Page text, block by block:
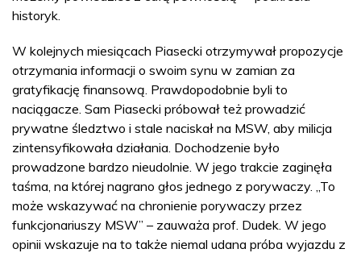
historyk.
W kolejnych miesiącach Piasecki otrzymywał propozycje
otrzymania informacji o swoim synu w zamian za
gratyfikację finansową. Prawdopodobnie byli to
naciągacze. Sam Piasecki próbował też prowadzić
prywatne śledztwo i stale naciskał na MSW, aby milicja
zintensyfikowała działania. Dochodzenie było
prowadzone bardzo nieudolnie. W jego trakcie zaginęła
taśma, na której nagrano głos jednego z porywaczy. „To
może wskazywać na chronienie porywaczy przez
funkcjonariuszy MSW” – zauważa prof. Dudek. W jego
opinii wskazuje na to także niemal udana próba wyjazdu z